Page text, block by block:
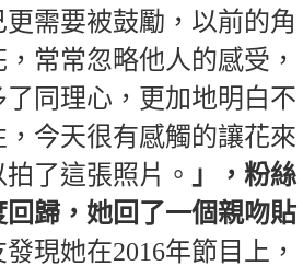
需要被鼓勵，以前的角
常常忽略他人的感受，
同理心，更加地明白不
，今天很有感觸的讓花來
了這張照片。 」，粉絲
歸，她回了一個親吻貼
現她在2016年節目上，